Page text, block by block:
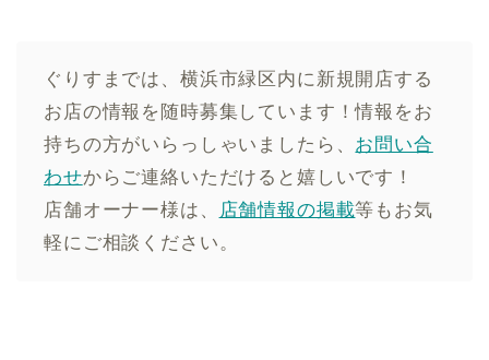
ぐりすまでは、横浜市緑区内に新規開店する
お店の情報を随時募集しています！情報をお
持ちの方がいらっしゃいましたら、 お問い合
わせからご連絡いただけると嬉しいです！
店舗オーナー様は、
店舗情報の掲載等もお気
軽にご相談ください。